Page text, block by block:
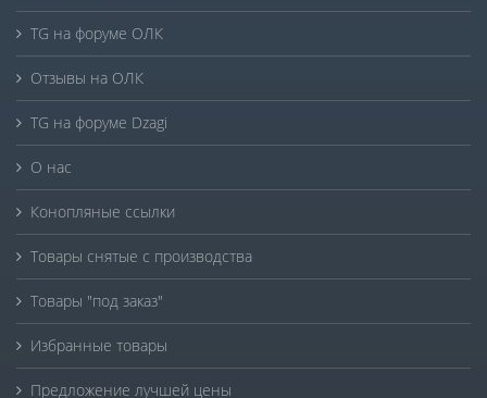
TG на форуме ОЛК
Отзывы на ОЛК
TG на форуме Dzagi
О нас
Конопляные ссылки
Товары снятые с производства
Товары "под заказ"
Избранные товары
Предложение лучшей цены